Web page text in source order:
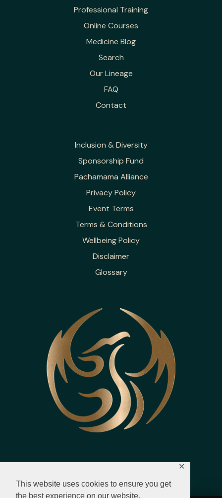
This website uses cookies to ensure you get
the best experience on our website.
✕
Professional Training
Online Courses
Medicine Blog
Search
Our Lineage
FAQ
Contact
Inclusion & Diversity
Sponsorship Fund
Pachamama Alliance
Privacy Policy
Event Terms
Terms & Conditions
Wellbeing Policy
Disclaimer
Glossary